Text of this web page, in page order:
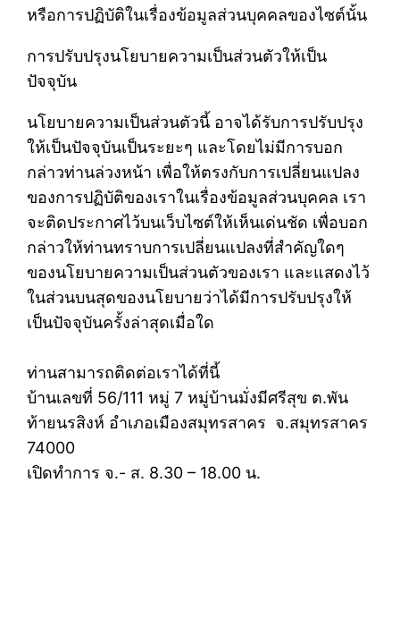
หรือการปฏิบัติในเรื่องข้อมูลส่วนบุคคลของไซต์นั้น
การปรับปรุงนโยบายความเป็นส่วนตัวให้เป็น
ปัจจุบัน
นโยบายความเป็นส่วนตัวนี้ อาจได้รับการปรับปรุง
ให้เป็นปัจจุบันเป็นระยะๆ และโดยไม่มีการบอก
กล่าวท่านล่วงหน้า เพื่อให้ตรงกับการเปลี่ยนแปลง
ของการปฏิบัติของเราในเรื่องข้อมูลส่วนบุคคล เรา
จะติดประกาศไว้บนเว็บไซต์ให้เห็นเด่นชัด เพื่อบอก
กล่าวให้ท่านทราบการเปลี่ยนแปลงที่สำคัญใดๆ
ของนโยบายความเป็นส่วนตัวของเรา และแสดงไว้
ในส่วนบนสุดของนโยบายว่าได้มีการปรับปรุงให้
เป็นปัจจุบันครั้งล่าสุดเมื่อใด
ท่านสามารถติดต่อเราได้ที่นี้
บ้านเลขที่ 56/111 หมู่ 7 หมู่บ้านมั่งมีศรีสุข ต.พัน
ท้ายนรสิงห์ อำเภอเมืองสมุทรสาคร จ.สมุทรสาคร
74000
เปิดทำการ จ.- ส. 8.30 – 18.00 น.